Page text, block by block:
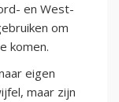
en West-
om
komen.
eigen
maar zijn